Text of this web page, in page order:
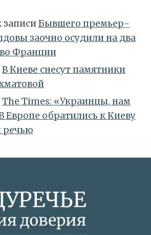
записиБывшего премьер-
заочно осудили на два
Франции
В Киеве снесут памятники
Тhe Times: «Украинцы, нам
Европе обратились к Киеву
речью